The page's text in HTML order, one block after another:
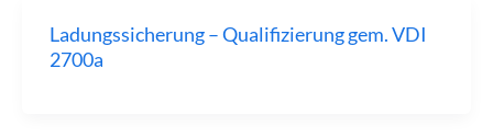
Ladungssicherung – Qualifizierung gem. VDI
2700a